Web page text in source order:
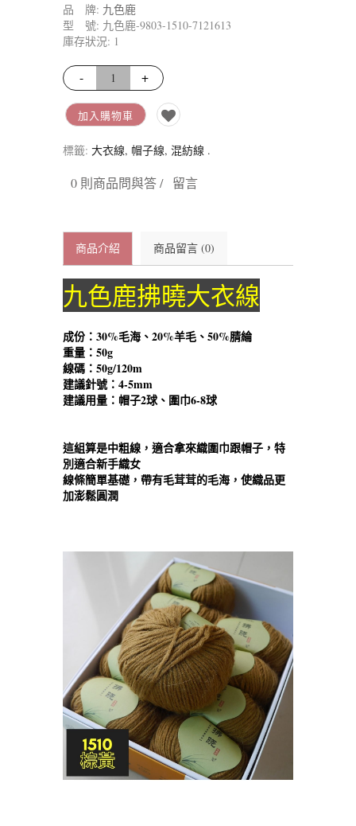
品 牌: 九色鹿
型 號: 九色鹿-9803-1510-7121613
庫存狀況: 1
- +
加入購物車
標籤: 大衣線, 帽子線, 混紡線 .
0 則商品問與答 / 留言
商品介紹 商品留言 (0)
九色鹿拂曉大衣線
成份：30%毛海、20%羊毛、50%腈綸
重量：50g
線碼：50g/120m
建議針號：4-5mm
建議用量：帽子2球、圍巾6-8球
這組算是中粗線，適合拿來織圍巾跟帽子，特
別適合新手織女
線條簡單基礎，帶有毛茸茸的毛海，使織品更
加澎鬆圓潤